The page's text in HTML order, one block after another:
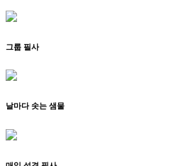
그룹 필사
날마다 솟는 샘물